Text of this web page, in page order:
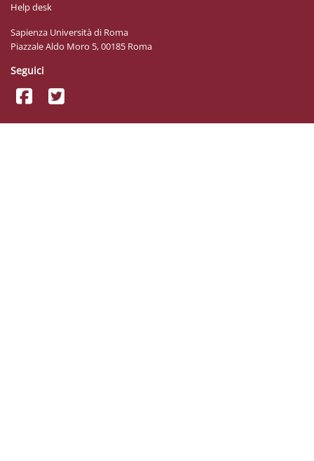
Help desk
Sapienza Università di Roma
Piazzale Aldo Moro 5, 00185 Roma
Seguici